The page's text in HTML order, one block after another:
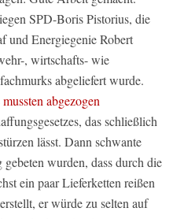
SPD-Boris Pistorius, die
und Energiegenie Robert
, wirtschafts- wie
abgeliefert wurde.
mussten abgezogen
das schließlich
lässt. Dann schwante
wurden, dass durch die
ein paar Lieferketten reißen
er würde zu selten auf